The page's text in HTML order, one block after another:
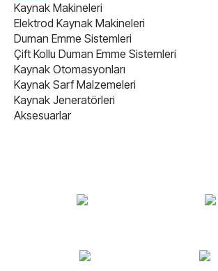
Kaynak Makineleri
Elektrod Kaynak Makineleri
Duman Emme Sistemleri
Çift Kollu Duman Emme Sistemleri
Kaynak Otomasyonları
Kaynak Sarf Malzemeleri
Kaynak Jeneratörleri
Aksesuarlar